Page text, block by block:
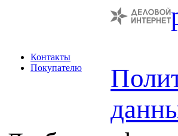
Контакты
Покупателю